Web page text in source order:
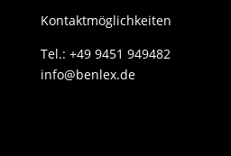
Kontaktmöglichkeiten
Tel.: +49 9451 949482
info@benlex.de